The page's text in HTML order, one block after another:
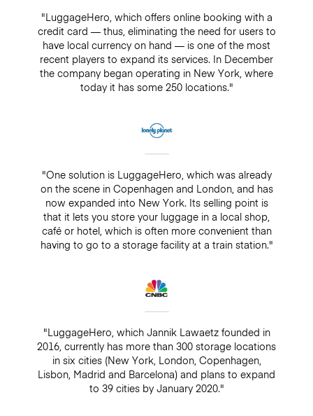
"LuggageHero, which offers online booking with a
credit card — thus, eliminating the need for users to
have local currency on hand — is one of the most
recent players to expand its services. In December
the company began operating in New York, where
today it has some 250 locations."
"One solution is LuggageHero, which was already
on the scene in Copenhagen and London, and has
now expanded into New York. Its selling point is
that it lets you store your luggage in a local shop,
café or hotel, which is often more convenient than
having to go to a storage facility at a train station."
"LuggageHero, which Jannik Lawaetz founded in
2016, currently has more than 300 storage locations
in six cities (New York, London, Copenhagen,
Lisbon, Madrid and Barcelona) and plans to expand
to 39 cities by January 2020."